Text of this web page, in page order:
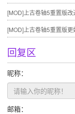
[MOD] 上古卷轴5重置版
[MOD] 上古卷轴5重置版
回复区
昵称：
邮箱：